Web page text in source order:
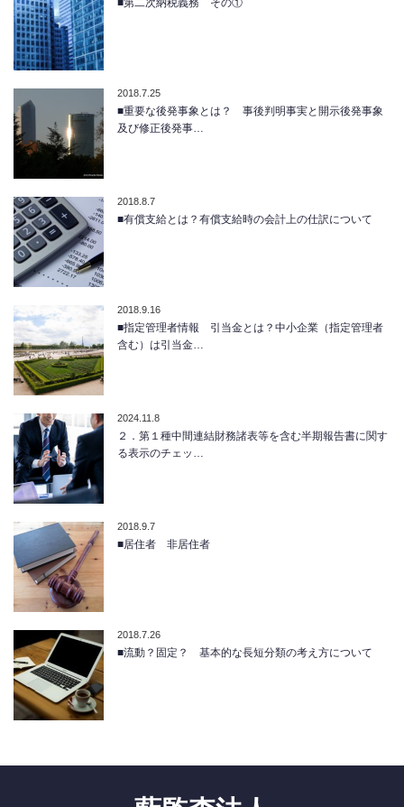
2018.7.25
■重要な後発事象とは？ 事後判明事実と開示後発事象
及び修正後発事…
2018.8.7
■有償支給とは？有償支給時の会計上の仕訳について
2018.9.16
■指定管理者情報 引当金とは？中小企業（指定管理者
含む）は引当金…
2024.11.8
２．第１種中間連結財務諸表等を含む半期報告書に関す
る表示のチェッ…
2018.9.7
■居住者 非居住者
2018.7.26
■流動？固定？ 基本的な長短分類の考え方について